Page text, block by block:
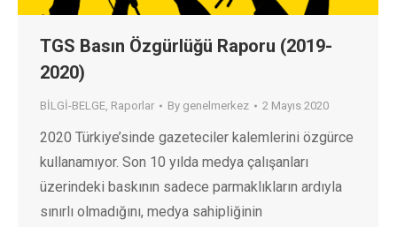
TGS Basın Özgürlüğü Raporu (2019-
2020)
BİLGİ-BELGE, Raporlar By genelmerkez 2 Mayıs 2020
2020 Türkiye’sinde gazeteciler kalemlerini özgürce
kullanamıyor. Son 10 yılda medya çalışanları
üzerindeki baskının sadece parmaklıkların ardıyla
sınırlı olmadığını, medya sahipliğinin